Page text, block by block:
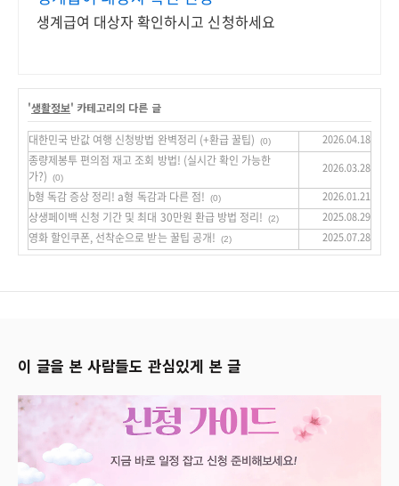
생계급여 대상자 확인하시고 신청하세요
'생활정보' 카테고리의 다른 글
대한민국 반값 여행 신청방법 완벽정리 (+환급 꿀팁) (0) 2026.04.18
종량제봉투 편의점 재고 조회 방법! (실시간 확인 가능한
가?)
(0)
2026.03.28
b형 독감 증상 정리! a형 독감과 다른 점! (0) 2026.01.21
상생페이백 신청 기간 및 최대 30만원 환급 방법 정리! (2) 2025.08.29
영화 할인쿠폰, 선착순으로 받는 꿀팁 공개! (2) 2025.07.28
이 글을 본 사람들도 관심있게 본 글